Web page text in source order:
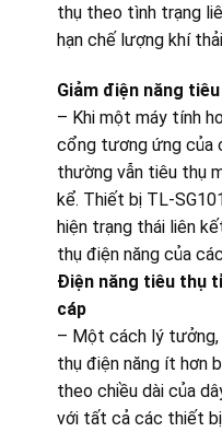
thụ theo tình trạng
hạn chế lượng khí
Giảm điện năng
– Khi một máy tính
cổng tương ứng của
thường vẫn tiêu thụ
kể. Thiết bị TL-
hiện trạng thái liên
thụ điện năng của
Điện năng tiêu thụ
cáp
– Một cách lý tưởng,
thụ điện năng ít hơn
theo chiều dài của
với tất cả các thiết